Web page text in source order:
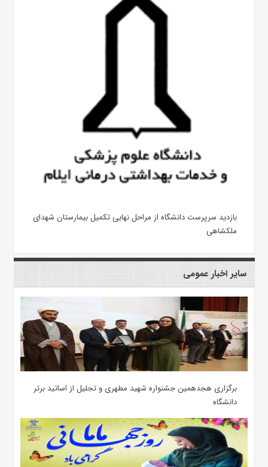
بازدید سرپرست دانشگاه از مراحل نهایی تکمیل بیمارستان شهدای
ملکشاهی
سایر اخبار عمومی
برگزاری هجدهمین جشنواره شهید مطهری و تجلیل از اساتید برتر
دانشگاه